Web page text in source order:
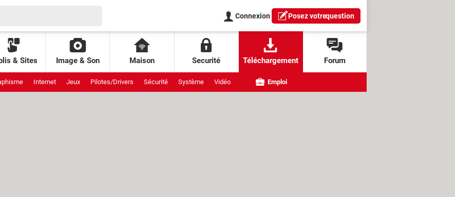
Connexion Posez votrequestion
& Sites Image & Son Maison Securité Téléchargement Forum
Internet Jeux Pilotes/Drivers Sécurité Système Vidéo Emploi